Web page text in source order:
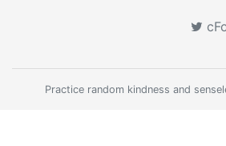
Practice random kindness and